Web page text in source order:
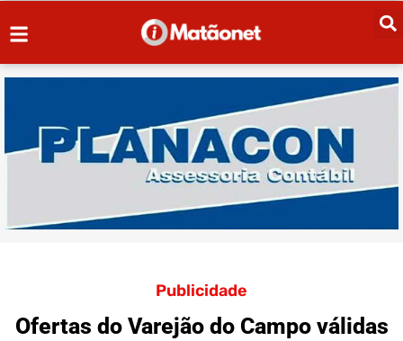
Publicidade
Ofertas do Varejão do Campo válidas